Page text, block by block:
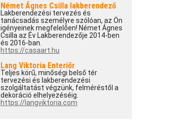
Német Ágnes Csilla lakberendező
Lakberendezési tervezés és
tanácsadás személyre szólóan, az Ön
igényeinek megfelelően! Német Ágnes
Csilla az Év Lakberendezője 2014-ben
és 2016-ban.
https://casaart.hu
Lang Viktoria Enteriőr
Teljes körű, minőségi belső tér
tervezési és lakberendezési
szolgáltatást végzünk, felméréstől a
dekoráció elhelyezéséig.
https://langviktoria.com